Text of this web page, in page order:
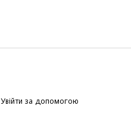
Увійти за допомогою